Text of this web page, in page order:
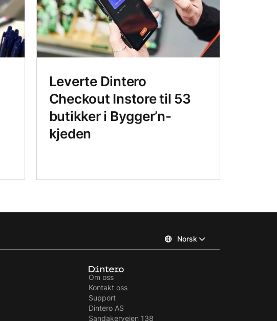
Leverte Dintero
Checkout Instore til 53
butikker i Bygger’n-
kjeden
Norsk
Om oss
Kontakt oss
Support
Dintero AS
Sandakerveien 138